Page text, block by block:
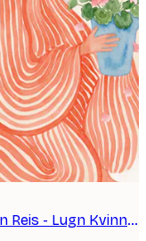
Essa Van Reis - Lugn Kvinna Rosa Blommor Poster